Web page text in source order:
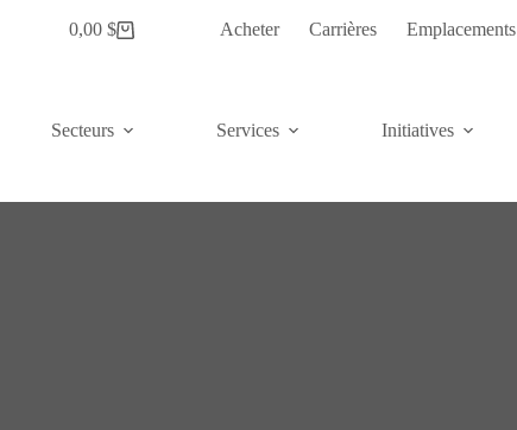
Panier
0,00 $ Acheter Carrières Emplacements
Secteurs Services Initiatives